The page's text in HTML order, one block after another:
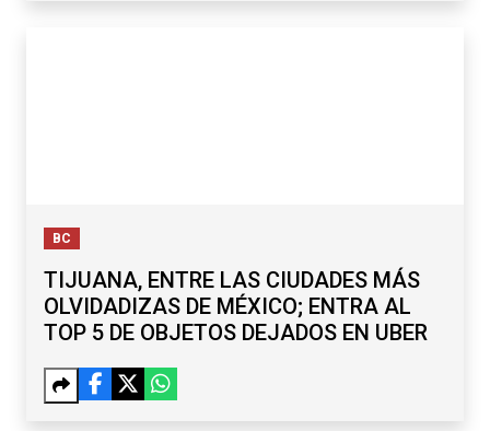
BC
TIJUANA, ENTRE LAS CIUDADES MÁS
OLVIDADIZAS DE MÉXICO; ENTRA AL
TOP 5 DE OBJETOS DEJADOS EN UBER